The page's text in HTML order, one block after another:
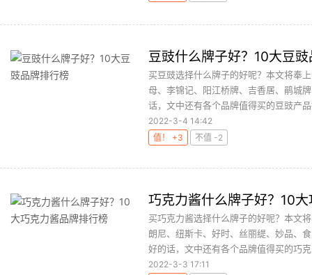
豆豉什么牌子好？10大豆
买豆豉选择什么牌子的好呢？本文将奉
母、李锦记、阳江桥牌、吉香居、鹃城
话，文中还有各个品牌值得买的豆豉产
2022-3-4 14:42
值！ +3
不值 -2
巧克力酱什么牌子好？10
买巧克力酱选择什么牌子的好呢？本文
朗尼、纽斯卡、好时、丝丽缇、妙品、
好的话，文中还有各个品牌值得买的巧
2022-3-3 17:11